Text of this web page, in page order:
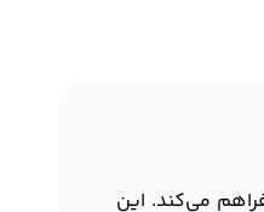
فراهم می‌کند. این